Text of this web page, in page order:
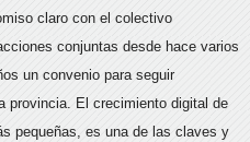
claro con el colectivo
conjuntas desde hace varios
un convenio para seguir
provincia. El crecimiento digital de
pequeñas, es una de las claves y